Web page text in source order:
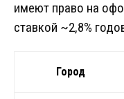
имеют право на
ставкой ~2,8%
Город